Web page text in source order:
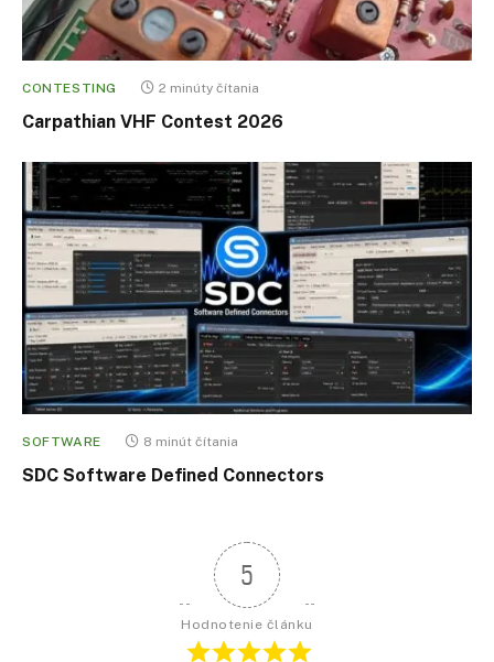
CONTESTING 2 minúty čítania
Carpathian VHF Contest 2026
SOFTWARE 8 minút čítania
SDC Software Defined Connectors
5
Hodnotenie článku